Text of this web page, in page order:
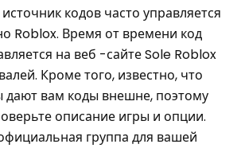
кодов часто управляется
Roblox. Время от времени код
на веб -сайте Sole Roblox
Кроме того, известно, что
дают вам коды внешне, поэтому
описание игры и опции.
группа для вашей